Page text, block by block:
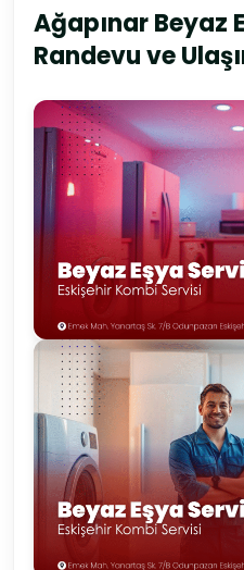
Ağapınar Beyaz
Randevu ve